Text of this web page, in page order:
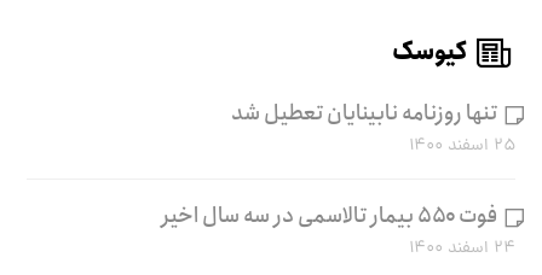
کیوسک
تنها روزنامه نابینایان تعطیل شد
۲۵ اسفند ۱۴۰۰
فوت ۵۵۰ بیمار تالاسمی در سه سال اخیر
۲۴ اسفند ۱۴۰۰